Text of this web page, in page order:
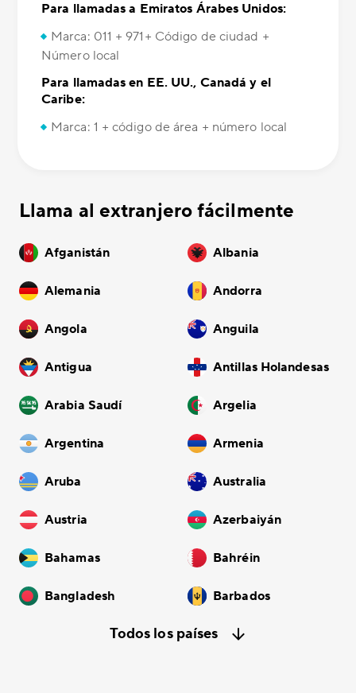
Para llamadas a Emiratos Árabes Unidos:
Marca: 011 + 971+ Código de ciudad +
Número local
Para llamadas en EE. UU., Canadá y el
Caribe:
Marca: 1 + código de área + número local
Llama al extranjero fácilmente
Afganistán Albania
Alemania Andorra
Angola Anguila
Antigua Antillas Holandesas
Arabia Saudí Argelia
Argentina Armenia
Aruba Australia
Austria Azerbaiyán
Bahamas Bahréin
Bangladesh Barbados
Todos los países